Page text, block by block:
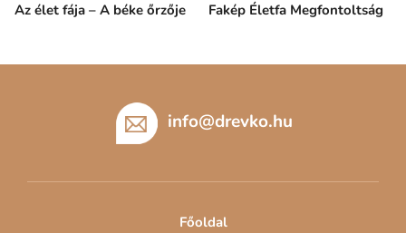
Az élet fája – A béke őrzője Fakép Életfa Megfontoltság
info@drevko.hu
Főoldal